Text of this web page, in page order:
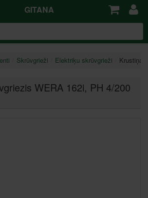
GITANA
Skrūvgrieži Elektriķu skrūvgrieži Krustiņa
WERA 162i, PH 4/200